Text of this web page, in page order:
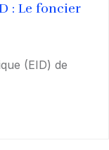
: Le foncier
(EID) de